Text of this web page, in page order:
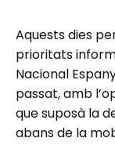
Aquests dies
prioritats
Nacional
passat, amb
que suposà la
abans de la